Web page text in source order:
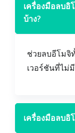
เครื่องมือลบอิ
บ้าง?
ช่วยลบอีโม
เวอร์ชันที่ไม่
เครื่องมือลบอิ